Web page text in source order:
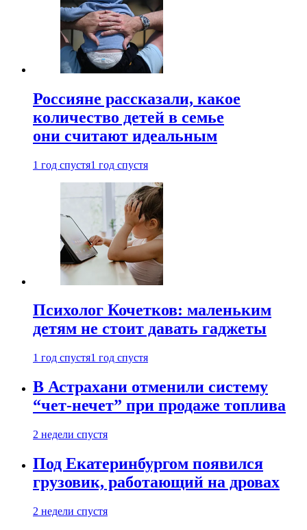
Россияне рассказали, какое
количество детей в семье
они считают идеальным
1 год спустя1 год спустя
Психолог Кочетков: маленьким
детям не стоит давать гаджеты
1 год спустя1 год спустя
В Астрахани отменили систему
“чет-нечет” при продаже топлива
2 недели спустя
Под Екатеринбургом появился
грузовик, работающий на дровах
2 недели спустя